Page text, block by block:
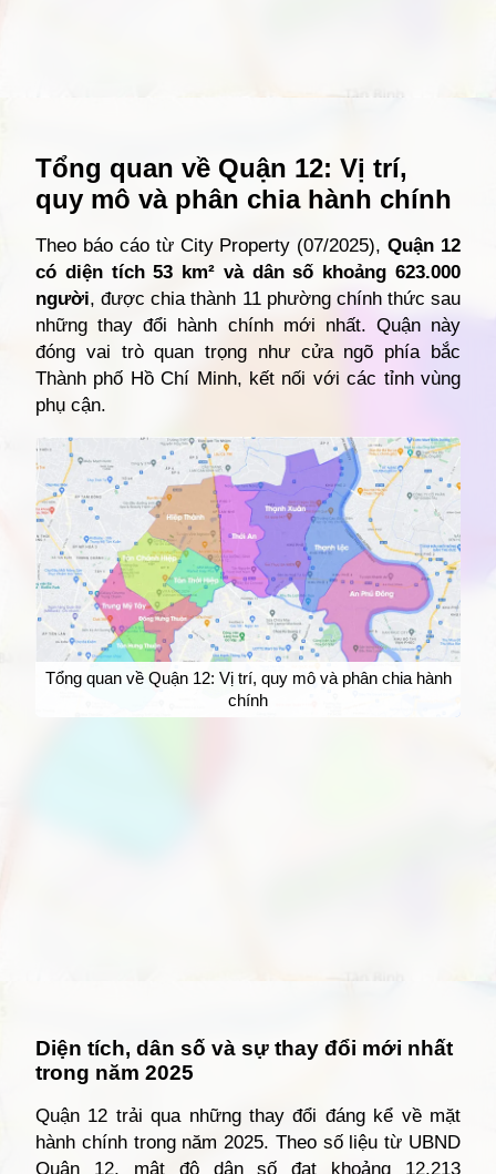
Tổng quan về Quận 12: Vị trí,
quy mô và phân chia hành chính
Theo báo cáo từ City Property (07/2025),Quận 12
có diện tích 53 km² và dân số khoảng 623.000
người, được chia thành 11 phường chính thức sau
những thay đổi hành chính mới nhất. Quận này
đóng vai trò quan trọng như cửa ngõ phía bắc
Thành phố Hồ Chí Minh, kết nối với các tỉnh vùng
phụ cận.
Tổng quan về Quận 12: Vị trí, quy mô và phân chia hành
chính
Diện tích, dân số và sự thay đổi mới nhất
trong năm 2025
Quận 12 trải qua những thay đổi đáng kể về mặt
hành chính trong năm 2025. Theo số liệu từ UBND
Quận 12, mật độ dân số đạt khoảng 12.213